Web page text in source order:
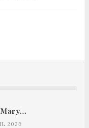
Mary…
2026